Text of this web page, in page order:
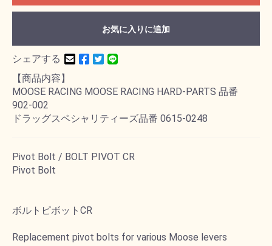
お気に入りに追加
シェアする
【商品内容】
MOOSE RACING MOOSE RACING HARD-PARTS 品番
902-002
ドラッグスペシャリティーズ品番 0615-0248
Pivot Bolt / BOLT PIVOT CR
Pivot Bolt
ボルトピボットCR
Replacement pivot bolts for various Moose levers